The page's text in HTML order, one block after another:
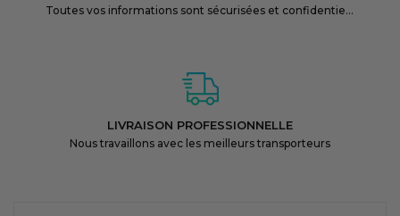
Toutes vos informations sont sécurisées et confidentielles
LIVRAISON PROFESSIONNELLE
Nous travaillons avec les meilleurs transporteurs